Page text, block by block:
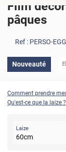
Film
pâques
Ref : PERSO-
Nouveauté
Comment prendre
Qu'est-ce que la laize ?
Laize
60cm